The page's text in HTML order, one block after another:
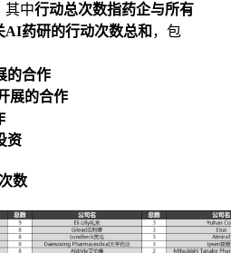
其中行动总次数指药企与所有
AI药研的行动次数总和 ，包
的合作
展的合作
资
数